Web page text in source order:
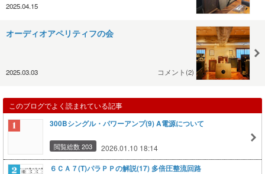
2025.04.15
オーディオアペリティフの会
2025.03.03 コメント(2)
このブログでよく読まれている記事
300Bシングル・パワーアンプ(9) A電源について
閲覧総数 203 2026.01.10 18:14
６ＣＡ７(T)パラＰＰの解説(17) 多倍圧整流回路